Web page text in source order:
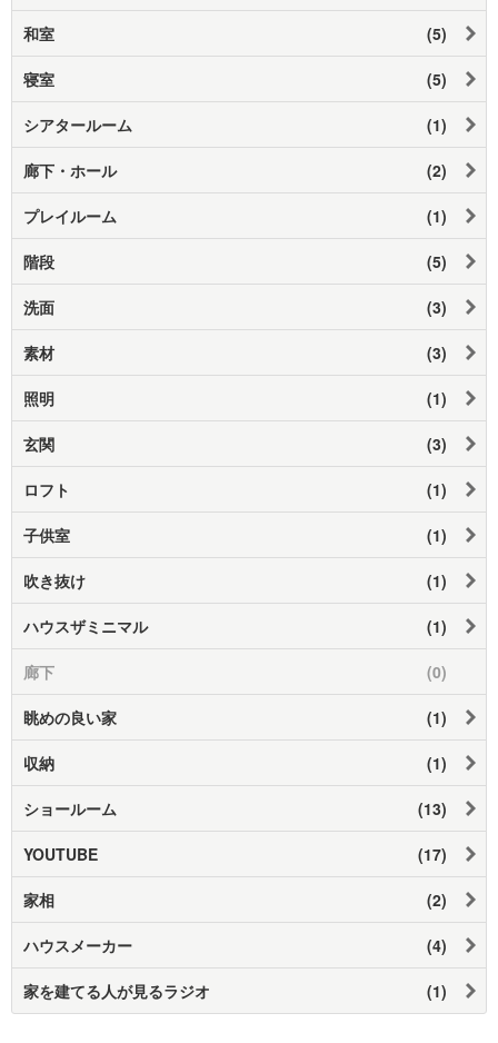
和室 (5)
寝室 (5)
シアタールーム (1)
廊下・ホール (2)
プレイルーム (1)
階段 (5)
洗面 (3)
素材 (3)
照明 (1)
玄関 (3)
ロフト (1)
子供室 (1)
吹き抜け (1)
ハウスザミニマル (1)
廊下 (0)
眺めの良い家 (1)
収納 (1)
ショールーム (13)
YOUTUBE (17)
家相 (2)
ハウスメーカー (4)
家を建てる人が見るラジオ (1)